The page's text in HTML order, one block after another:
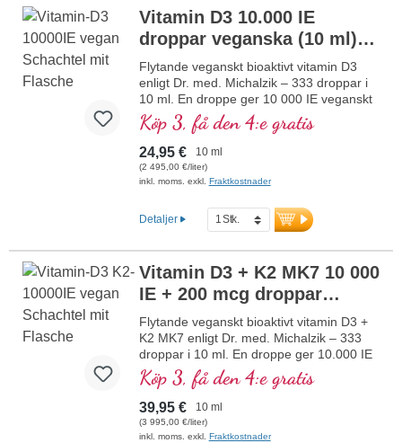
Kollagenbildning Bundle
Vitamin D3 10.000 IE
droppar veganska (10 ml)
NY
Flytande veganskt bioaktivt vitamin D3
enligt Dr. med. Michalzik – 333 droppar i
10 ml. En droppe ger 10 000 IE veganskt
vitamin D3. Högsta premiumkvalitet från
högkvalitativa kontrollerade lavar (inte
från alger!) helt växtbaserat 100 %
veganskt. Löst i skyddande kokos-MCT-
olja odlad utan pesticider för bättre
kombination bidrar till att bibehålla normal
benstomme, bidrar till normal
utan genteknik i egen kontrollerad
produktion sedan 25 år, vegansk, utan
tillsatser och laboratorietestad. Utvecklad
av läkare.
mer information om vitamin D3 + K2
Köp 3, få den 4:e gratis
24,95 € 10 ml
(2 495,00 €/liter)
inkl. moms. exkl. Fraktkostnader
Detaljer
Vitamin D3 + K2 MK7 10 000
IE + 200 mcg droppar
veganskaNY
Flytande veganskt bioaktivt vitamin D3 +
K2 MK7 enligt Dr. med. Michalzik – 333
droppar i 10 ml. En droppe ger 10.000 IE
vitamin D3 och 200 μg K2 (MK7 all-trans).
Högsta premiumkvalitet från
högkvalitativa, kontrollerade lavar (inte
från alger!) i optimal kombination med en
särskilt bioaktiv all-trans K2-form, helt
Köp 3, få den 4:e gratis
39,95 € 10 ml
(3 995,00 €/liter)
inkl. moms. exkl. Fraktkostnader